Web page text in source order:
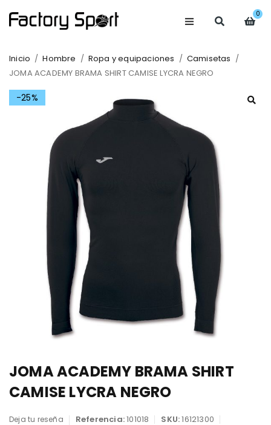
0
Inicio / Hombre / Ropa y equipaciones / Camisetas /
JOMA ACADEMY BRAMA SHIRT CAMISE LYCRA NEGRO
-25%
JOMA ACADEMY BRAMA SHIRT
CAMISE LYCRA NEGRO
Deja tu reseña Referencia:101018 SKU:16121300